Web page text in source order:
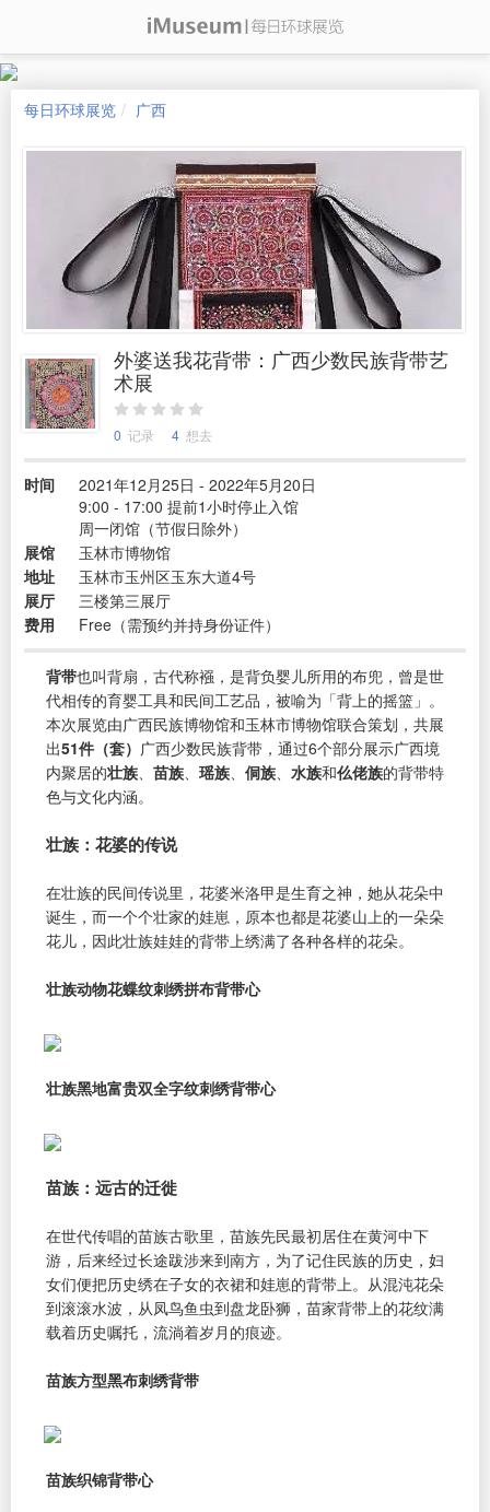
每日环球展览 广西
外婆送我花背带：广西少数民族背带艺
术展
0 记录 4 想去
时间
2021年12月25日 - 2022年5月20日
9:00 - 17:00 提前1小时停止入馆
周一闭馆（节假日除外）
展馆
玉林市博物馆
地址
玉林市玉州区玉东大道4号
展厅
三楼第三展厅
费用
Free（需预约并持身份证件）
背带也叫背扇，古代称襁，是背负婴儿所用的布兜，曾是世
代相传的育婴工具和民间工艺品，被喻为「背上的摇篮」。
本次展览由广西民族博物馆和玉林市博物馆联合策划，共展
出51件（套） 广西少数民族背带，通过6个部分展示广西境
内聚居的壮族、 苗族、 瑶族、 侗族、 水族和仫佬族的背带特
色与文化内涵。
壮族：花婆的传说
在壮族的民间传说里，花婆米洛甲是生育之神，她从花朵中
诞生，而一个个壮家的娃崽，原本也都是花婆山上的一朵朵
花儿，因此壮族娃娃的背带上绣满了各种各样的花朵。
壮族动物花蝶纹刺绣拼布背带心
壮族黑地富贵双全字纹刺绣背带心
苗族：远古的迁徙
在世代传唱的苗族古歌里，苗族先民最初居住在黄河中下
游，后来经过长途跋涉来到南方，为了记住民族的历史，妇
女们便把历史绣在子女的衣裙和娃崽的背带上。从混沌花朵
到滚滚水波，从凤鸟鱼虫到盘龙卧狮，苗家背带上的花纹满
载着历史嘱托，流淌着岁月的痕迹。
苗族方型黑布刺绣背带
苗族织锦背带心